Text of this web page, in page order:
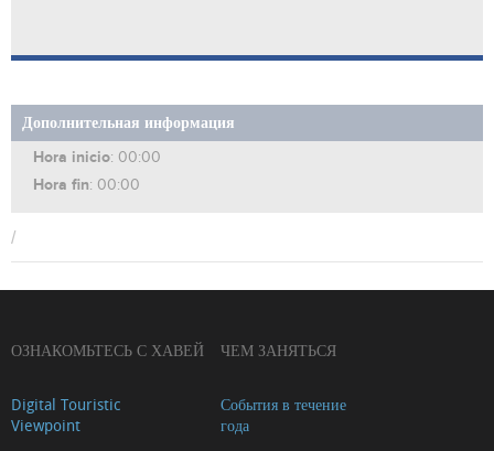
Дополнительная информация
Hora inicio: 00:00
Hora fin: 00:00
/
ОЗНАКОМЬТЕСЬ С ХАВЕЙ
Digital Touristic
Viewpoint
ЧЕМ ЗАНЯТЬСЯ
События в течение
года